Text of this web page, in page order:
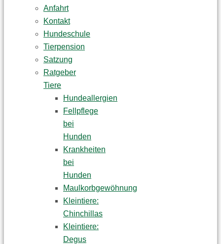
Anfahrt
Kontakt
Hundeschule
Tierpension
Satzung
Ratgeber
Tiere
Hundeallergien
Fellpflege
bei
Hunden
Krankheiten
bei
Hunden
Maulkorbgewöhnung
Kleintiere:
Chinchillas
Kleintiere:
Degus